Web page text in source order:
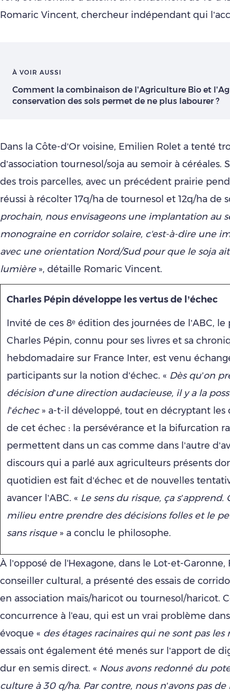
Romaric Vincent, chercheur indépendant qui
À VOIR AUSSI
Comment la combinaison de l'Agriculture Bio et
conservation des sols permet de ne plus labourer ?
Dans la Côte-d’Or voisine, Emilien Rolet a tenté
d’association tournesol/soja au semoir à céréales.
des trois parcelles, avec un précédent prairie
réussi à récolter 17q/ha de tournesol et 12q/ha de
prochain, nous envisageons une implantation au
monograine en corridor solaire, c'est-à-dire une
avec une orientation Nord/Sud pour que le soja
lumière», détaille Romaric Vincent.
Charles Pépin développe les vertus de l’échec
Invité de ces 8ᵉ édition des journées de l’ABC,
Charles Pépin, connu pour ses livres et sa
hebdomadaire sur France Inter, est venu
participants sur la notion d’échec. « Dès qu’on
décision d’une direction audacieuse, il y a la
l’échec» a-t-il développé, tout en décryptant les
de cet échec : la persévérance et la bifurcation
permettent dans un cas comme dans l’autre
discours qui a parlé aux agriculteurs présents
quotidien est fait d’échec et de nouvelles
avancer l’ABC. « Le sens du risque, ça s’apprend.
milieu entre prendre des décisions folles et le
sans risque» a conclu le philosophe.
À l’opposé de l'Hexagone, dans le Lot-et-Garonne,
conseiller cultural, a présenté des essais de
en association maïs/haricot ou tournesol/haricot.
concurrence à l'eau, qui est un vrai problème
évoque « des étages racinaires qui ne sont pas les
essais ont également été menés sur l’apport de
dur en semis direct. « Nous avons redonné du
culture à 30 q/ha. Par contre, nous n’avons pas de